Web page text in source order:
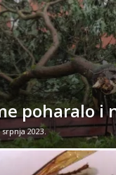
poharalo i
srpnja 2023.